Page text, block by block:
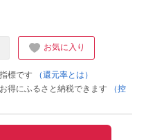
お気に入り
標です
（還元率とは）
得にふるさと納税できます
（控